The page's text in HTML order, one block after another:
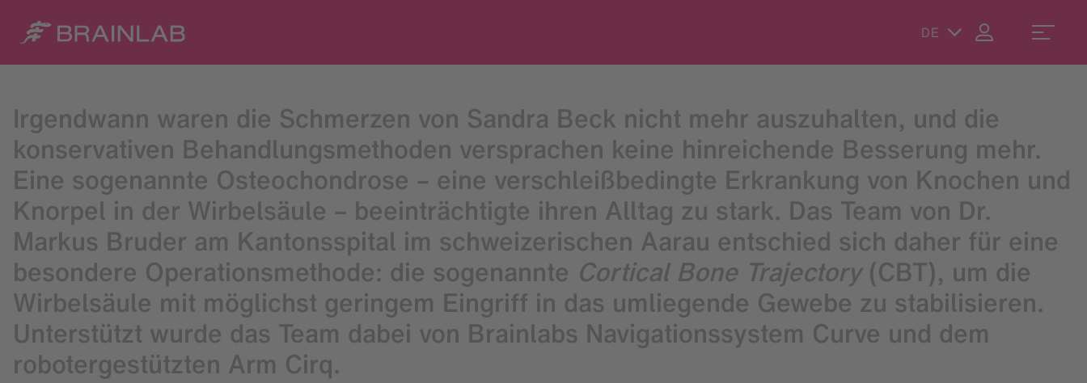
DE
Irgendwann waren die Schmerzen von Sandra Beck nicht mehr auszuhalten, und die
konservativen Behandlungsmethoden versprachen keine hinreichende Besserung mehr.
Eine sogenannte Osteochondrose – eine verschleißbedingte Erkrankung von Knochen und
Knorpel in der Wirbelsäule – beeinträchtigte ihren Alltag zu stark. Das Team von Dr.
Markus Bruder am Kantonsspital im schweizerischen Aarau entschied sich daher für eine
besondere Operationsmethode: die sogenannte Cortical Bone Trajectory(CBT), um die
Wirbelsäule mit möglichst geringem Eingriff in das umliegende Gewebe zu stabilisieren.
Unterstützt wurde das Team dabei von Brainlabs Navigationssystem Curve und dem
robotergestützten Arm Cirq.